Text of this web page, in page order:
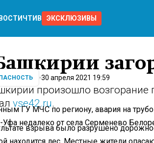
ЧТИВО ЭКСКЛЮЗИВЫ
30 апреля 2021 19:59
произошло возгорание
vse42.ru.
ГУ МЧС по региону, авария на
Уфа недалеко от села Серменево
взрыва было разрушено